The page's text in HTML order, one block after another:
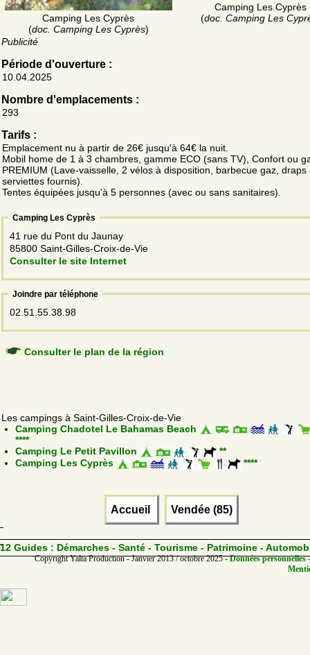
Camping Les Cyprès
(doc. Camping Les Cyprès)
Camping Les Cyprès
(doc. Camping Les
Publicité
Période d'ouverture :
10.04.2025
Nombre d'emplacements :
293
Tarifs :
Emplacement nu à partir de 26€ jusqu'à 64€ la nuit.
Mobil home de 1 à 3 chambres, gamme ECO (sans TV), Confort ou
PREMIUM (Lave-vaisselle, 2 vélos à disposition, barbecue gaz, draps
serviettes fournis).
Tentes équipées jusqu'à 5 personnes (avec ou sans sanitaires).
Camping Les Cyprès
41 rue du Pont du Jaunay
85800 Saint-Gilles-Croix-de-Vie
Consulter le site Internet
Joindre par téléphone
02.51.55.38.98
Consulter le plan de la région
Les campings à Saint-Gilles-Croix-de-Vie
Camping Chadotel Le Bahamas Beach
****
Camping Le Petit Pavillon
**
Camping Les Cyprès
****
Accueil Vendée (85)
12 Guides : Démarches - Santé - Tourisme - Patrimoine -
Copyright Yalta Production - Janvier 2013 / octobre 2025 -Données personnelles